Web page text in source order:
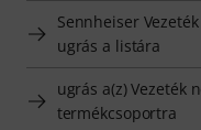
Sennheiser
ugrás a listára
ugrás a(z) Vezeték
termékcsoportra